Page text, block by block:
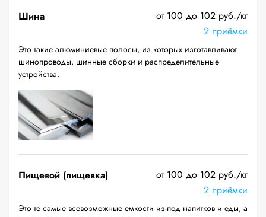
Шина
от 100 до 102 руб./кг
2 приёмки
Это такие алюминиевые полосы, из которых изготавливают
шинопроводы, шинные сборки и распределительные
устройства.
Пищевой (пищевка)
от 100 до 102 руб./кг
2 приёмки
Это те самые всевозможные емкости из-под напитков и еды, а